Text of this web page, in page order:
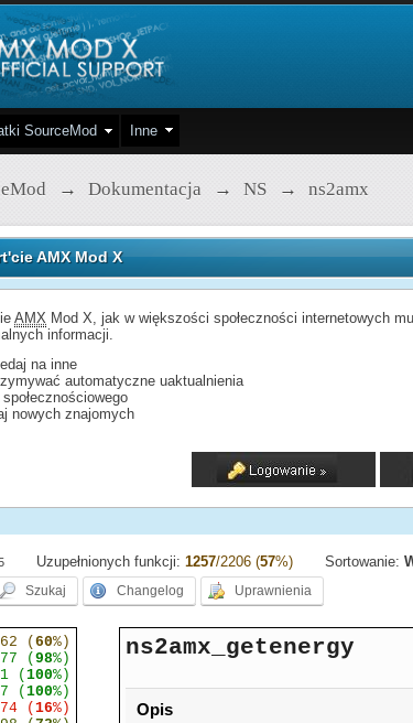
SourceMod Inne
→ Dokumentacja → NS → ns2amx
AMX Mod X
AMX Mod X, jak w większości społeczności internetowych
informacji.
na inne
automatyczne uaktualnienia
nowych znajomych
Uzupełnionych funkcji:1257/2206 (57%) Sortowanie:
(60%)
(98%)
(100%)
(100%)
(16%)
ns2amx_getenergy
Opis